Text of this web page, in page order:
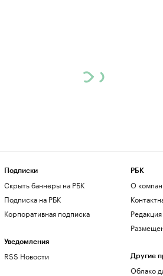
Подписки
Скрыть баннеры на РБК
Подписка на РБК
Корпоративная подписка
Уведомления
RSS Новости
РБК
О
Редакция
Другие
Облако